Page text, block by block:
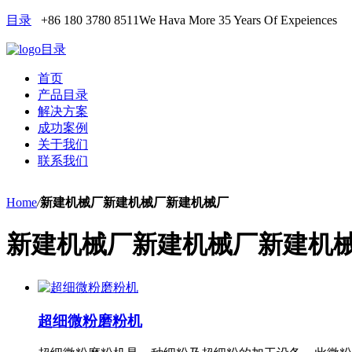
目录 +86 180 3780 8511We Hava More 35 Years Of Expeiences
目录
首页
产品目录
解决方案
成功案例
关于我们
联系我们
Home/新建机械厂新建机械厂新建机械厂
新建机械厂新建机械厂新建机
超细微粉磨粉机